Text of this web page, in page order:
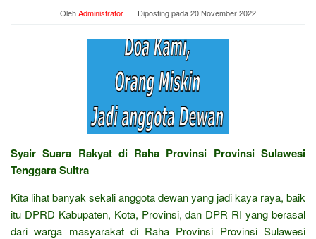
OlehAdministrator Diposting pada20 November 2022
Syair Suara Rakyat di Raha Provinsi Provinsi Sulawesi
Tenggara Sultra
Kita lihat banyak sekali anggota dewan yang jadi kaya raya, baik
itu DPRD Kabupaten, Kota, Provinsi, dan DPR RI yang berasal
dari warga masyarakat di Raha Provinsi Provinsi Sulawesi